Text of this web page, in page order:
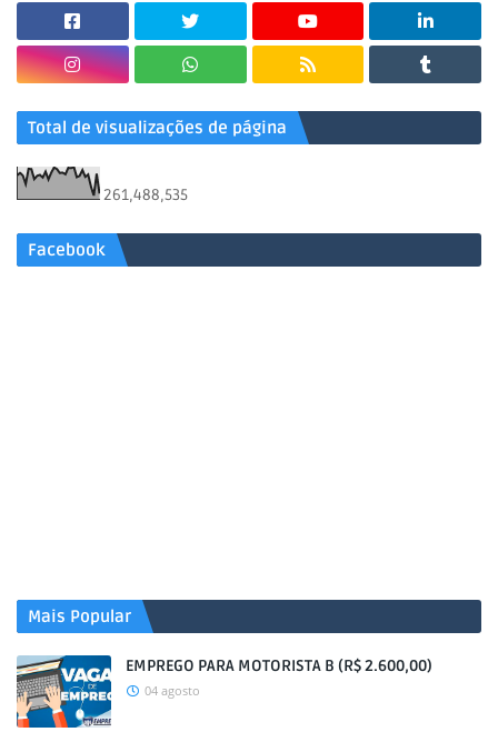
Total de visualizações de página
261,488,535
Facebook
Mais Popular
EMPREGO PARA MOTORISTA B (R$ 2.600,00)
04 agosto